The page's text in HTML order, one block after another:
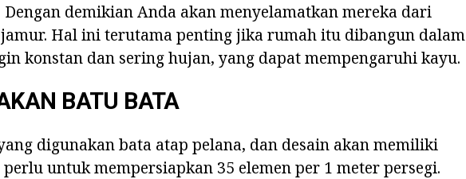
demikian Anda akan menyelamatkan mereka dari
Hal ini terutama penting jika rumah itu dibangun dalam
konstan dan sering hujan, yang dapat mempengaruhi kayu.
BATU BATA
digunakan bata atap pelana, dan desain akan memiliki
untuk mempersiapkan 35 elemen per 1 meter persegi.